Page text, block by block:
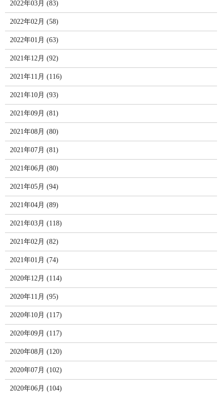
2022年03月 (83)
2022年02月 (58)
2022年01月 (63)
2021年12月 (92)
2021年11月 (116)
2021年10月 (93)
2021年09月 (81)
2021年08月 (80)
2021年07月 (81)
2021年06月 (80)
2021年05月 (94)
2021年04月 (89)
2021年03月 (118)
2021年02月 (82)
2021年01月 (74)
2020年12月 (114)
2020年11月 (95)
2020年10月 (117)
2020年09月 (117)
2020年08月 (120)
2020年07月 (102)
2020年06月 (104)